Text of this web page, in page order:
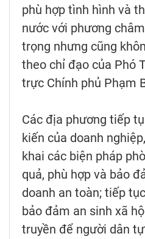
phù hợp tình hình và
nước với phương
trọng nhưng cũng
theo chỉ đạo của Phó
trực Chính phủ Phạm
Các địa phương tiếp
kiến của doanh
khai các biện pháp
quả, phù hợp và bảo
doanh an toàn; tiếp
bảo đảm an sinh xã
truyền để người dân